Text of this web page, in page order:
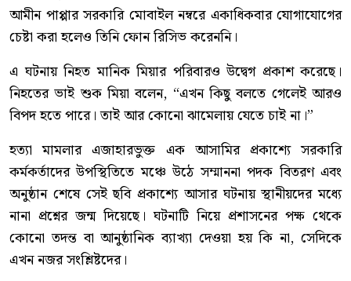
আমীন পাপ্পার সরকারি মোবাইল নম্বরে একাধিকবার যোগাযোগের
চেষ্টা করা হলেও তিনি ফোন রিসিভ করেননি।
এ ঘটনায় নিহত মানিক মিয়ার পরিবারও উদ্বেগ প্রকাশ করেছে।
নিহতের ভাই শুক মিয়া বলেন, “এখন কিছু বলতে গেলেই আরও
বিপদ হতে পারে। তাই আর কোনো ঝামেলায় যেতে চাই না।”
হত্যা মামলার এজাহারভুক্ত এক আসামির প্রকাশ্যে সরকারি
কর্মকর্তাদের উপস্থিতিতে মঞ্চে উঠে সম্মাননা পদক বিতরণ এবং
অনুষ্ঠান শেষে সেই ছবি প্রকাশ্যে আসার ঘটনায় স্থানীয়দের মধ্যে
নানা প্রশ্নের জন্ম দিয়েছে। ঘটনাটি নিয়ে প্রশাসনের পক্ষ থেকে
কোনো তদন্ত বা আনুষ্ঠানিক ব্যাখ্যা দেওয়া হয় কি না, সেদিকে
এখন নজর সংশ্লিষ্টদের।